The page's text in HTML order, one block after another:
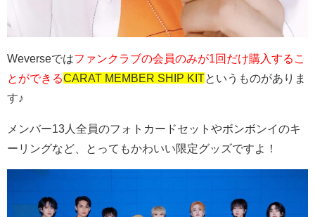
Weverseではファンクラブの会員のみが1回だけ購入するこ
とができるCARAT MEMBER SHIP KITというものがありま
す♪
メンバー13人全員のフォトカードセットやボンボンイのキ
ーリングなど、とってもかわいい限定グッズですよ！